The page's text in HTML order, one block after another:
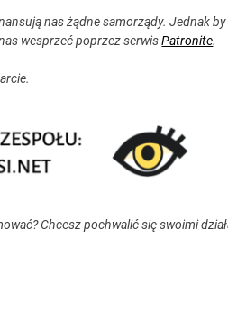
nas żądne samorządy. Jednak by
wesprzeć poprzez serwisPatronite.
Chcesz pochwalić się swoimi